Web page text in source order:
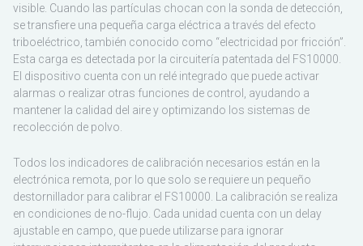
visible. Cuando las partículas chocan con la sonda de detección,
se transfiere una pequeña carga eléctrica a través del efecto
triboeléctrico, también conocido como “electricidad por fricción”.
Esta carga es detectada por la circuitería patentada del FS10000.
El dispositivo cuenta con un relé integrado que puede activar
alarmas o realizar otras funciones de control, ayudando a
mantener la calidad del aire y optimizando los sistemas de
recolección de polvo.
Todos los indicadores de calibración necesarios están en la
electrónica remota, por lo que solo se requiere un pequeño
destornillador para calibrar el FS10000. La calibración se realiza
en condiciones de no-flujo. Cada unidad cuenta con un delay
ajustable en campo, que puede utilizarse para ignorar